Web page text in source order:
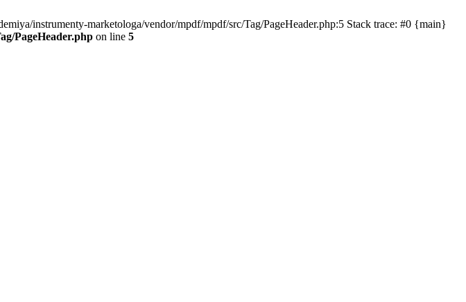
instrumenty-marketologa/vendor/mpdf/mpdf/src/Tag/PageHeader.php:5 Stack trace: #0 {main}
PageHeader.php on line 5